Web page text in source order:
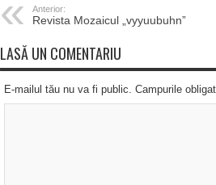
Anterior:
Revista Mozaicul „vyyuubuhn”
LASĂ UN COMENTARIU
E-mailul tău nu va fi public. Campurile